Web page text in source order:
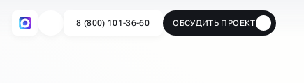
8 (800) 101-36-60 ОБСУДИТЬ ПРОЕКТ